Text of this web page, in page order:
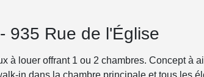
935 Rue de l'Église
à louer offrant 1 ou 2 chambres. Concept à
in dans la chambre principale et tous les